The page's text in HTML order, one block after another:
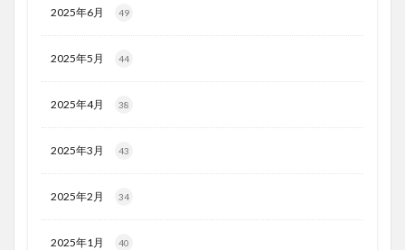
2025年6月 49
2025年5月 44
2025年4月 38
2025年3月 43
2025年2月 34
2025年1月 40